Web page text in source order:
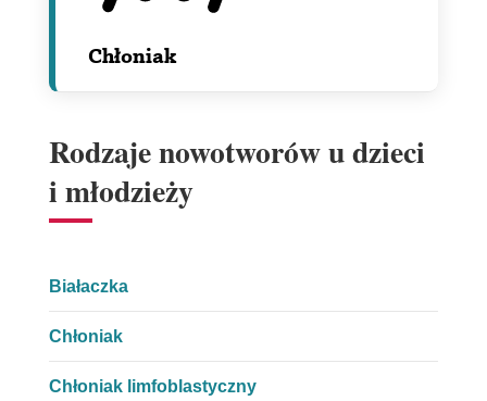
Chłoniak
Rodzaje nowotworów u dzieci
i młodzieży
Białaczka
Chłoniak
Chłoniak limfoblastyczny